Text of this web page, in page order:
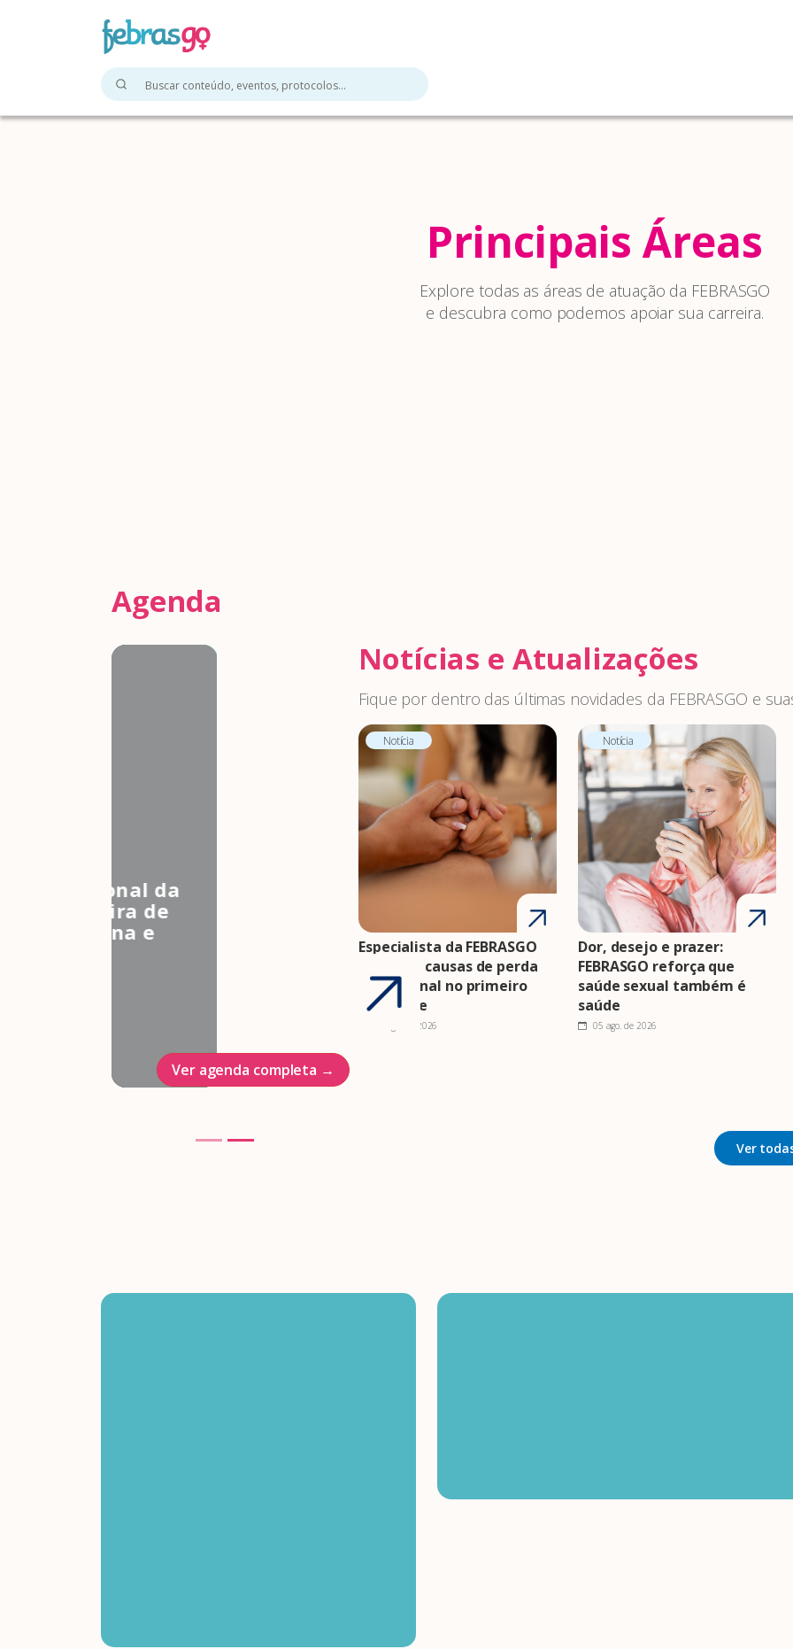
Principais Áreas
Explore todas as áreas de atuação da FEBRASGO
e descubra como podemos apoiar sua carreira.
Agenda
3º Congresso Nacional da
Associação Brasileira de
Estudos em Medicina e
Ver agenda completa →
Notícias e Atualizações
Fique por dentro das últimas novidades da FEBRASGO e
Notícia
Especialista da FEBRASGO
comenta causas de perda
gestacional no primeiro
trimestre
07 ago. de 2026
Notícia
Dor, desejo e prazer:
FEBRASGO reforça que
saúde sexual também é
saúde
05 ago. de 2026
Ver